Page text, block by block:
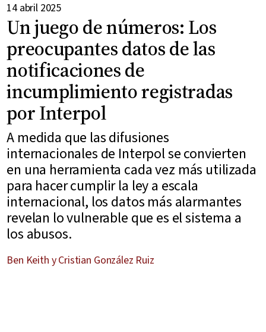
14 abril 2025
Un juego de números: Los
preocupantes datos de las
notificaciones de
incumplimiento registradas
por Interpol
A medida que las difusiones
internacionales de Interpol se convierten
en una herramienta cada vez más utilizada
para hacer cumplir la ley a escala
internacional, los datos más alarmantes
revelan lo vulnerable que es el sistema a
los abusos.
Ben Keith y Cristian González Ruiz